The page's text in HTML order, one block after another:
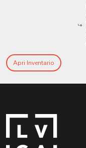
Apri Inventario